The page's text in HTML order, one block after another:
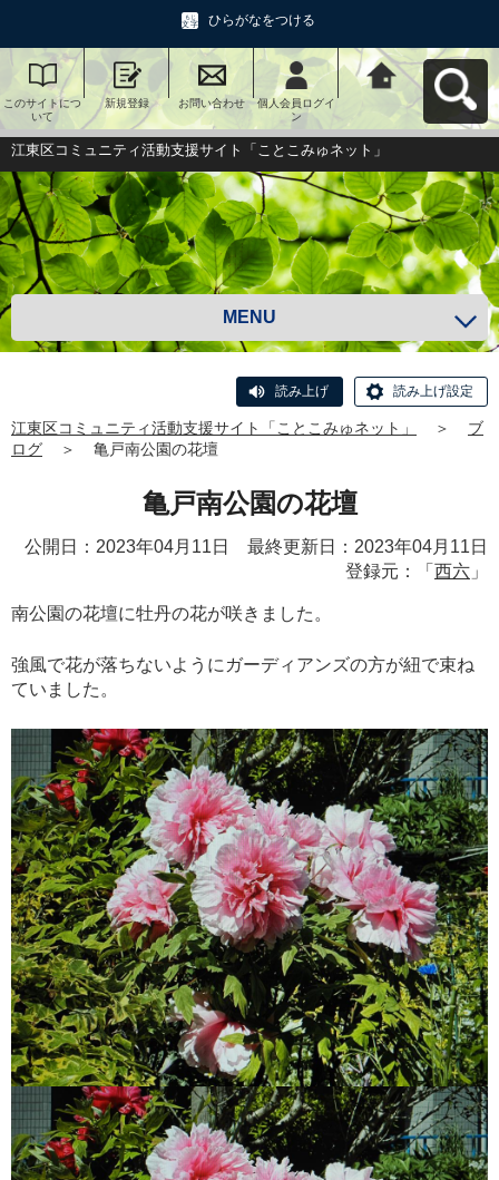
ひらがなをつける
このサイトにつ
いて
新規登録 お問い合わせ
個人会員ログイ
ン
江東区コミュニ
ティ活動支援サ
イト「ことこみ
ゅネット」へ戻
る
江東区コミュニティ活動支援サイト「ことこみゅネット」
MENU
読み上げ 読み上げ設定
江東区コミュニティ活動支援サイト「ことこみゅネット」 ＞
ブ
ログ
＞ 亀戸南公園の花壇
亀戸南公園の花壇
公開日：2023年04月11日 最終更新日：2023年04月11日
登録元：「 西六 」
南公園の花壇に牡丹の花が咲きました。
強風で花が落ちないようにガーディアンズの方が紐で束ね
ていました。